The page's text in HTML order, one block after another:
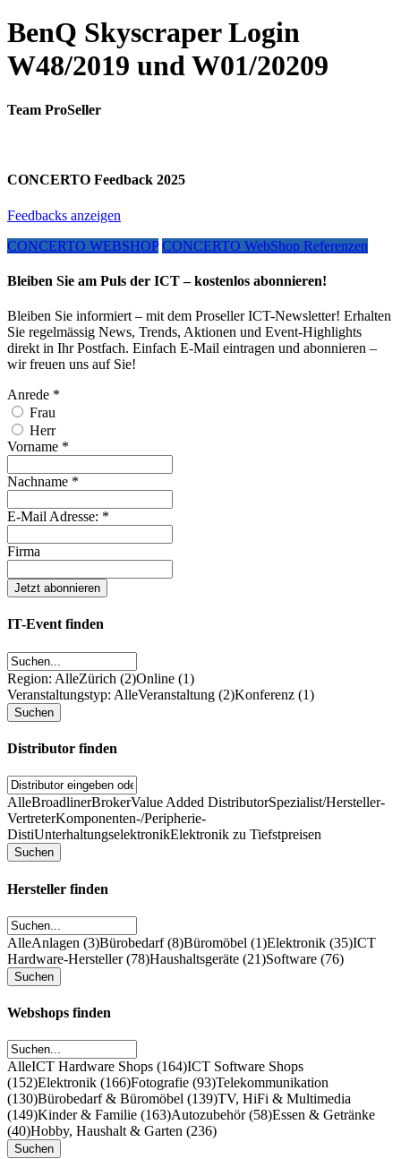
BenQ Skyscraper Login
W48/2019 und W01/20209
Team ProSeller
CONCERTO Feedback 2025
Feedbacks anzeigen
CONCERTO WEBSHOP CONCERTO WebShop Referenzen
Bleiben Sie am Puls der ICT – kostenlos abonnieren!
Bleiben Sie informiert – mit dem Proseller ICT-Newsletter! Erhalten
Sie regelmässig News, Trends, Aktionen und Event-Highlights
direkt in Ihr Postfach. Einfach E-Mail eintragen und abonnieren –
wir freuen uns auf Sie!
Anrede *
Frau
Herr
Vorname *
Nachname *
E-Mail Adresse: *
Firma
IT-Event finden
Region: AlleZürich (2)Online (1)
Veranstaltungstyp: AlleVeranstaltung (2)Konferenz (1)
Distributor finden
AlleBroadlinerBrokerValue Added DistributorSpezialist/Hersteller-
VertreterKomponenten-/Peripherie-
DistiUnterhaltungselektronikElektronik zu Tiefstpreisen
Hersteller finden
AlleAnlagen (3)Bürobedarf (8)Büromöbel (1)Elektronik (35)ICT
Hardware-Hersteller (78)Haushaltsgeräte (21)Software (76)
Webshops finden
AlleICT Hardware Shops (164)ICT Software Shops
(152)Elektronik (166)Fotografie (93)Telekommunikation
(130)Bürobedarf & Büromöbel (139)TV, HiFi & Multimedia
(149)Kinder & Familie (163)Autozubehör (58)Essen & Getränke
(40)Hobby, Haushalt & Garten (236)